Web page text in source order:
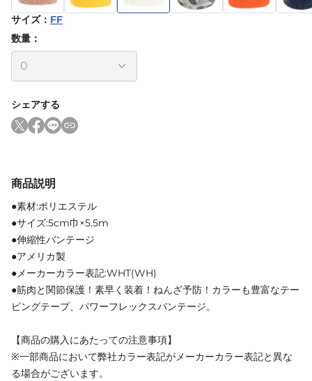
サイズ： FF
数量：
シェアする
商品説明
●素材:ポリエステル
●サイズ:5cm巾×5.5m
●伸縮性バンテージ
●アメリカ製
●メーカーカラー表記:WHT(WH)
●筋肉と関節保護！素早く装着！ねんざ予防！カラーも豊富なテー
ピングテープ、パワーフレックスバンテージ。
【商品の購入にあたっての注意事項】
※一部商品において弊社カラー表記がメーカーカラー表記と異な
る場合がございます。